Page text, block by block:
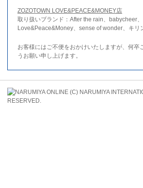
ZOZOTOWN LOVE&PEACE&MONEY店
取り扱いブランド：After the rain、babycheer、
Love&Peace&Money、sense of wonder、キリ
お客様にはご不便をおかけいたしますが、何卒
うお願い申し上げます。